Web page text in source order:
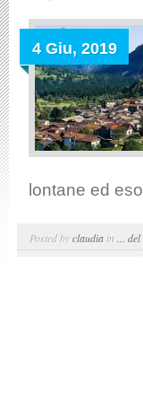
4 Giu, 2019
lontane ed
Posted byclaudia in ...